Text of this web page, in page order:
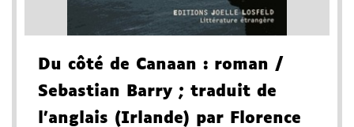
Du côté de Canaan : roman /
Sebastian Barry ; traduit de
l'anglais (Irlande) par Florence